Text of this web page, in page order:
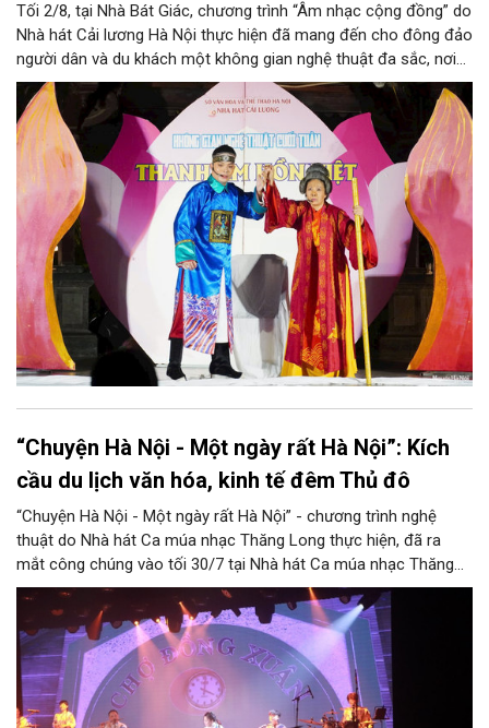
Tối 2/8, tại Nhà Bát Giác, chương trình “Âm nhạc cộng đồng” do
Nhà hát Cải lương Hà Nội thực hiện đã mang đến cho đông đảo
người dân và du khách một không gian nghệ thuật đa sắc, nơi
những làn điệu cải lương, ca cổ, tân cổ và các tiết mục múa
hòa quyện trong không gian của phố đi bộ hồ Hoàn Kiếm. Đặc
biệt, chương trình có sự giao lưu của các nghệ sĩ đến từ
phương Nam, góp phần tạo nên cuộc gặp gỡ nghệ thuật giàu
cảm xúc.
“Chuyện Hà Nội - Một ngày rất Hà Nội”: Kích
cầu du lịch văn hóa, kinh tế đêm Thủ đô
“Chuyện Hà Nội - Một ngày rất Hà Nội” - chương trình nghệ
thuật do Nhà hát Ca múa nhạc Thăng Long thực hiện, đã ra
mắt công chúng vào tối 30/7 tại Nhà hát Ca múa nhạc Thăng
Long (số 31 - 33 phố Lương Văn Can, phường Hoàn Kiếm).